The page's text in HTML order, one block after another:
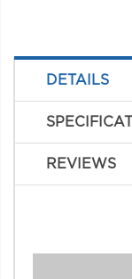
DETAILS
REVIEWS